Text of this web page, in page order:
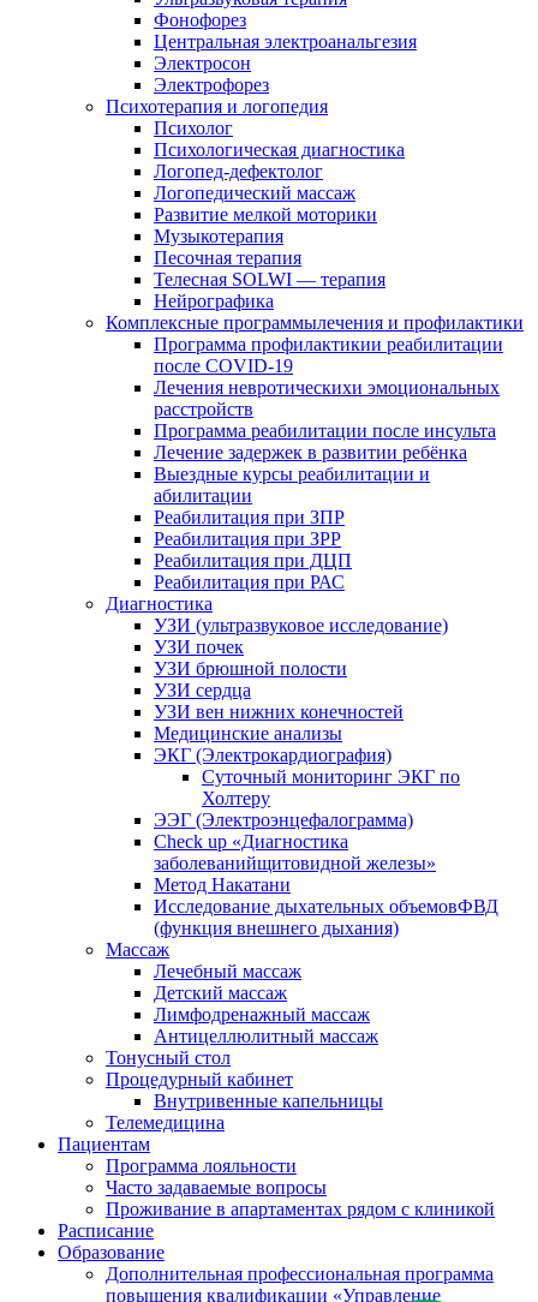
Фонофорез
Центральная электроанальгезия
Электросон
Электрофорез
Психотерапия и логопедия
Психолог
Психологическая диагностика
Логопед-дефектолог
Логопедический массаж
Развитие мелкой моторики
Музыкотерапия
Песочная терапия
Телесная SOLWI — терапия
Нейрографика
Комплексные программылечения и профилактики
Программа профилактикии реабилитации
после COVID-19
Лечения невротическихи эмоциональных
расстройств
Программа реабилитации после инсульта
Лечение задержек в развитии ребёнка
Выездные курсы реабилитации и
абилитации
Реабилитация при ЗПР
Реабилитация при ЗРР
Реабилитация при ДЦП
Реабилитация при РАС
Диагностика
УЗИ (ультразвуковое исследование)
УЗИ почек
УЗИ брюшной полости
УЗИ сердца
УЗИ вен нижних конечностей
Медицинские анализы
ЭКГ (Электрокардиография)
Cуточный мониторинг ЭКГ по
Холтеру
ЭЭГ (Электроэнце­фало­грамма)
Check up «Диагностика
заболеванийщитовидной железы»
Метод Накатани
Исследование дыхательных объемовФВД
(функция внешнего дыхания)
Массаж
Лечебный массаж
Детский массаж
Лимфодренажный массаж
Антицеллюлитный массаж
Тонусный стол
Процедурный кабинет
Внутривенные капельницы
Телемедицина
Пациентам
Программа лояльности
Часто задаваемые вопросы
Проживание в апартаментах рядом с клиникой
Расписание
Образование
Дополнительная профессиональная программа
повышения квалификации «Управление